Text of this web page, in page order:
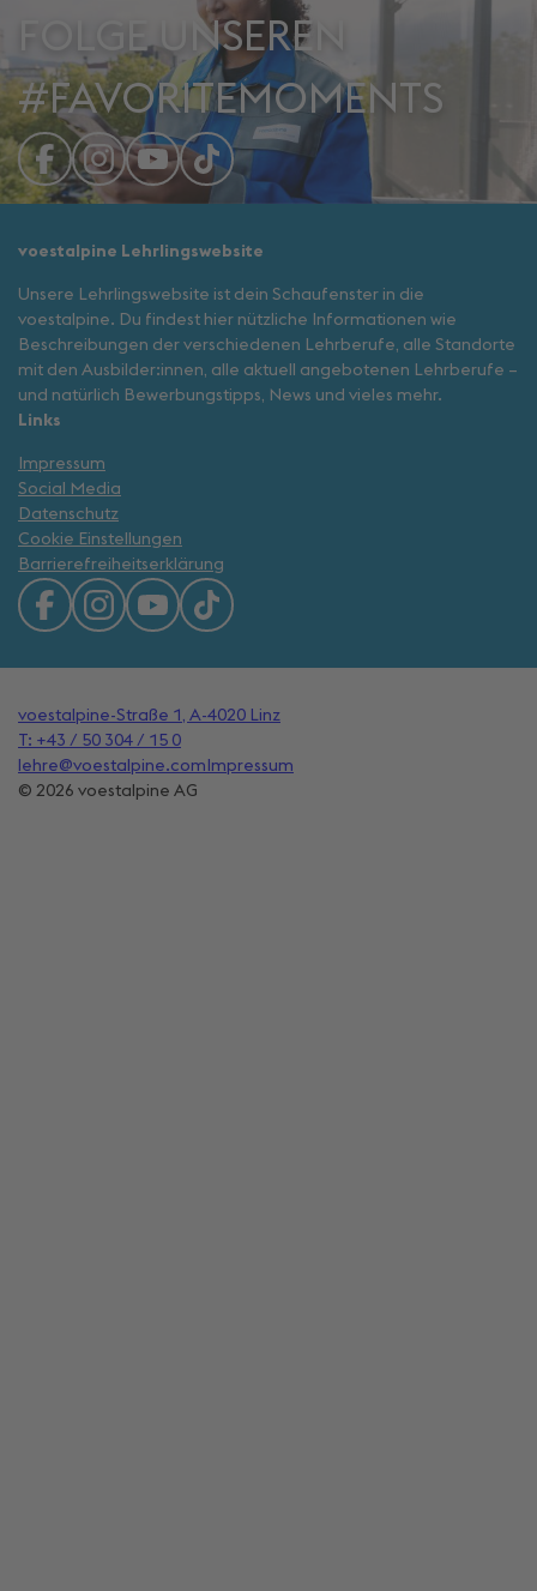
FOLGE UNSEREN
#FAVORITEMOMENTS
voestalpine Lehrlingswebsite
Unsere Lehrlingswebsite ist dein Schaufenster in die
voestalpine. Du findest hier nützliche Informationen wie
Beschreibungen der verschiedenen Lehrberufe, alle Standorte
mit den Ausbilder:innen, alle aktuell angebotenen Lehrberufe –
und natürlich Bewerbungstipps, News und vieles mehr.
Links
Impressum
Social Media
Datenschutz
Cookie Einstellungen
Barrierefreiheitserklärung
© 2026 voestalpine AG
voestalpine-Straße 1, A-4020 Linz
T: +43 / 50 304 / 15 0
lehre@voestalpine.com Impressum